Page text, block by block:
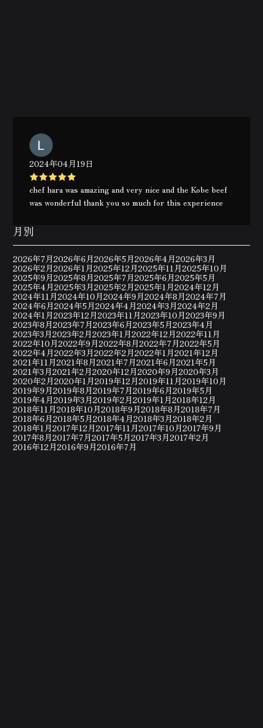
2024年04月19日
chef hara was amazing and very nice and the Kobe beef
was wonderful thank you so much for this experience
月別
2026年7月2026年6月2026年5月2026年4月2026年3月
2026年2月2026年1月2025年12月2025年11月2025年10月
2025年9月2025年8月2025年7月2025年6月2025年5月
2025年4月2025年3月2025年2月2025年1月2024年12月
2024年11月2024年10月2024年9月2024年8月2024年7月
2024年6月2024年5月2024年4月2024年3月2024年2月
2024年1月2023年12月2023年11月2023年10月2023年9月
2023年8月2023年7月2023年6月2023年5月2023年4月
2023年3月2023年2月2023年1月2022年12月2022年11月
2022年10月2022年9月2022年8月2022年7月2022年5月
2022年4月2022年3月2022年2月2022年1月2021年12月
2021年11月2021年8月2021年7月2021年6月2021年5月
2021年3月2021年2月2020年12月2020年9月2020年3月
2020年2月2020年1月2019年12月2019年11月2019年10月
2019年9月2019年8月2019年7月2019年6月2019年5月
2019年4月2019年3月2019年2月2019年1月2018年12月
2018年11月2018年10月2018年9月2018年8月2018年7月
2018年6月2018年5月2018年4月2018年3月2018年2月
2018年1月2017年12月2017年11月2017年10月2017年9月
2017年8月2017年7月2017年5月2017年3月2017年2月
2016年12月2016年9月2016年7月